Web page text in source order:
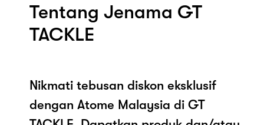
Tentang Jenama GT
TACKLE
Nikmati tebusan diskon eksklusif
dengan Atome Malaysia di GT